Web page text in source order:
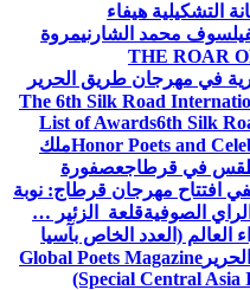
التشكيلية هيفاء
محمد الشارنيمروة
THE ROAR
في مهرجان طريق الحرير
The 6th Silk Road
List of Awards6th Silk
Honor Poets andملك
في قرطاجعصفورة
في افتتاح مهرجان قرطاج: نوبة
الصوفيةقلعة الزئير …
العالم (العدد الخاص بآسيا
Global Poets Magazine
(Special Central Asia